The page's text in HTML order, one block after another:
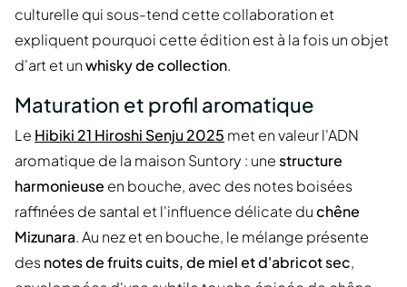
culturelle qui sous-tend cette collaboration et
expliquent pourquoi cette édition est à la fois un objet
d'art et unwhisky de collection.
Maturation et profil aromatique
Le Hibiki 21 Hiroshi Senju 2025 met en valeur l'ADN
aromatique de la maison Suntory : unestructure
harmonieuse en bouche, avec des notes boisées
raffinées de santal et l'influence délicate duchêne
Mizunara. Au nez et en bouche, le mélange présente
desnotes de fruits cuits, de miel et d'abricot sec,